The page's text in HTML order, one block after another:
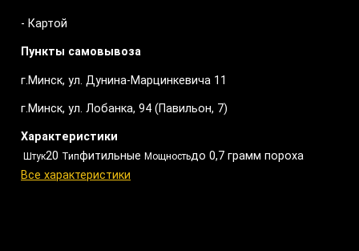
- Картой
Пункты самовывоза
г.Минск, ул. Дунина-Марцинкевича 11
г.Минск, ул. Лобанка, 94 (Павильон, 7)
Характеристики
Штук20 Типфитильные Мощностьдо 0,7 грамм пороха
Все характеристики